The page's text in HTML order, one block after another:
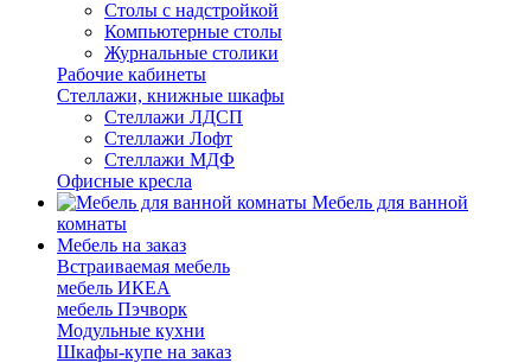
Столы с надстройкой
Компьютерные столы
Журнальные столики
Рабочие кабинеты
Стеллажи, книжные шкафы
Стеллажи ЛДСП
Стеллажи Лофт
Стеллажи МДФ
Офисные кресла
Мебель для ванной
комнаты
Мебель на заказ
Встраиваемая мебель
мебель ИКЕА
мебель Пэчворк
Модульные кухни
Шкафы-купе на заказ